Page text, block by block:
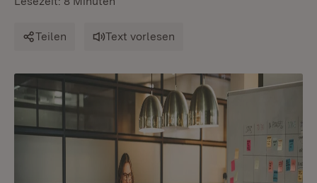
Teilen Text vorlesen